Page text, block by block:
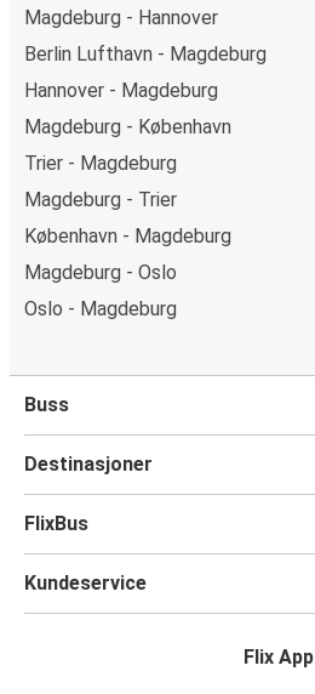
Magdeburg - Hannover
Berlin Lufthavn - Magdeburg
Hannover - Magdeburg
Magdeburg - København
Trier - Magdeburg
Magdeburg - Trier
København - Magdeburg
Magdeburg - Oslo
Oslo - Magdeburg
Buss
Destinasjoner
FlixBus
Kundeservice
Flix App